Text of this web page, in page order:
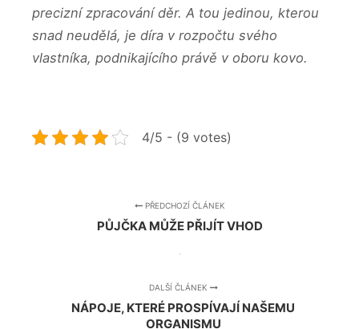
precizní zpracování děr. A tou jedinou, kterou
snad neudělá, je díra v rozpočtu svého
vlastníka, podnikajícího právě v oboru kovo.
4/5 - (9 votes)
PŘEDCHOZÍ ČLÁNEK
PŮJČKA MŮŽE PŘIJÍT VHOD
DALŠÍ ČLÁNEK
NÁPOJE, KTERÉ PROSPÍVAJÍ NAŠEMU
ORGANISMU